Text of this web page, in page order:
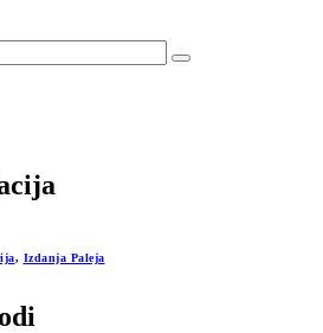
, Izdanja Paleja